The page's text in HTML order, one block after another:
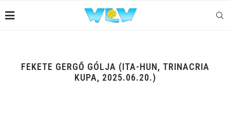
FEKETE GERGŐ GÓLJA (ITA-HUN, TRINACRIA
KUPA, 2025.06.20.)